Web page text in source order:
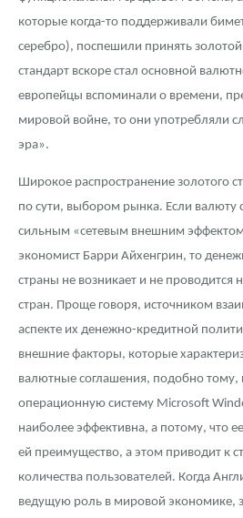
которые когда-то поддерживали
серебро), поспешили принять золотой
стандарт вскоре стал основной
европейцы вспоминали о времени,
мировой войне, то они употребляли
эра».
Широкое распространение золотого
по сути, выбором рынка. Если валюту
сильным «сетевым внешним
экономист Барри Айхенгрин, то
страны не возникает и не проводится
стран. Проще говоря, источником
аспекте их денежно-кредитной
внешние факторы, которые
валютные соглашения, подобно тому,
операционную систему Microsoft
наиболее эффективна, а потому, что
ей преимущество, а этом приводит к
количества пользователей. Когда
ведущую роль в мировой экономике,